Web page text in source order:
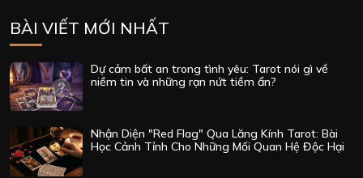
BÀI VIẾT MỚI NHẤT
Dự cảm bất an trong tình yêu: Tarot nói gì về
niềm tin và những rạn nứt tiềm ẩn?
Nhận Diện "Red Flag" Qua Lăng Kính Tarot: Bài
Học Cảnh Tỉnh Cho Những Mối Quan Hệ Độc Hại